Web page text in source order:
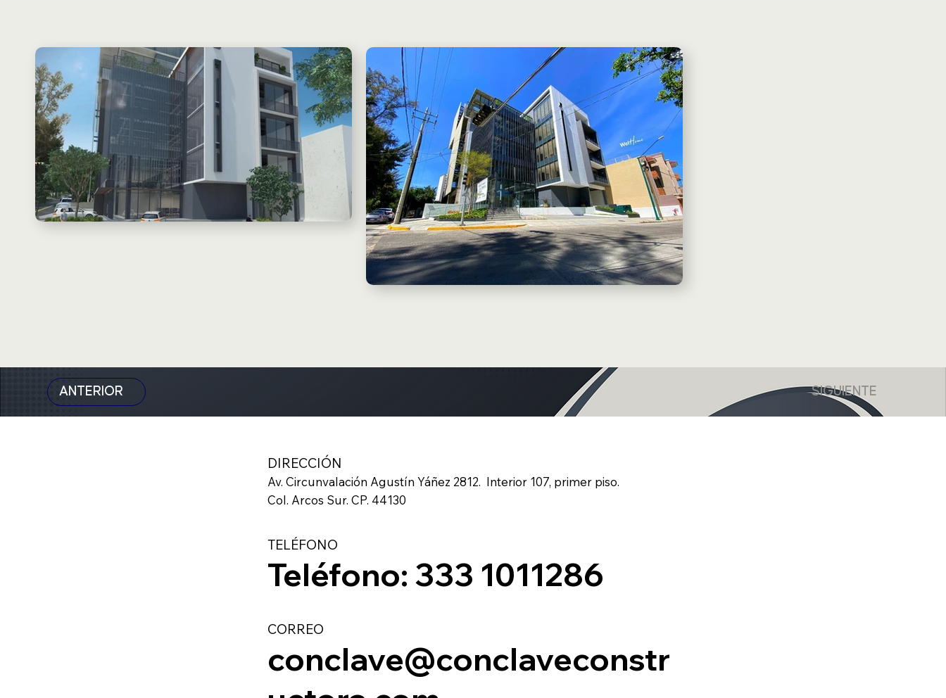
SIGUIENTE
ANTERIOR
Av. Circunvalación Agustín Yáñez 2812. Interior 107, primer piso.
Col. Arcos Sur. CP. 44130
Teléfono: 333 1011286
conclave@conclaveconstr
DIRECCIÓN
TELÉFONO
CORREO